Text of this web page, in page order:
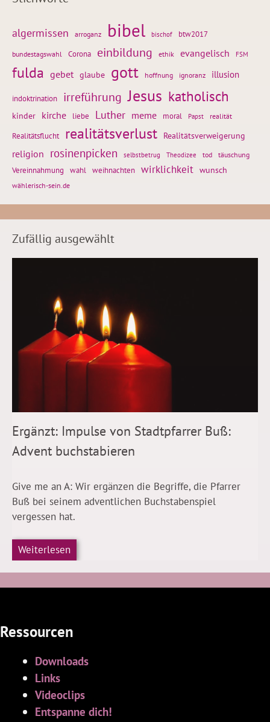
algermissen arroganz bibel bischof btw2017
bundestagswahl Corona einbildung ethik evangelisch FSM
fulda gebet glaube gott hoffnung ignoranz illusion
indoktrination irreführung Jesus katholisch
kinder kirche liebe Luther meme moral Papst realität
Realitätsflucht realitätsverlust Realitätsverweigerung
religion rosinenpicken selbstbetrug Theodizee tod täuschung
Vereinnahmung wahl weihnachten wirklichkeit wunsch
wählerisch-sein.de
Zufällig ausgewählt
Ergänzt: Impulse von Stadtpfarrer Buß:
Advent buchstabieren
Give me an A: Wir ergänzen die Begriffe, die Pfarrer
Buß bei seinem adventlichen Buchstabenspiel
vergessen hat.
Weiterlesen
Ressourcen
Downloads
Links
Videoclips
Entspanne dich!